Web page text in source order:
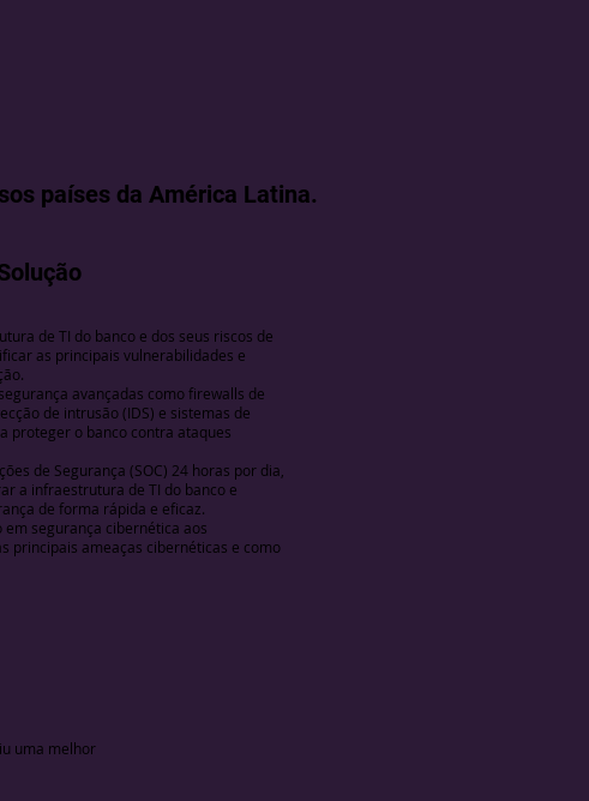
países da América Latina.
de TI do banco e dos seus riscos de
as principais vulnerabilidades e
avançadas como firewalls de
de intrusão (IDS) e sistemas de
proteger o banco contra ataques
de Segurança (SOC) 24 horas por dia,
a infraestrutura de TI do banco e
de forma rápida e eficaz.
segurança cibernética aos
principais ameaças cibernéticas e como
uma melhor